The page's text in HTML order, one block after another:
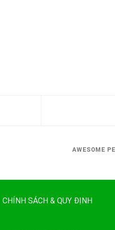
AWESOME
CHÍNH SÁCH & QUY ĐỊNH